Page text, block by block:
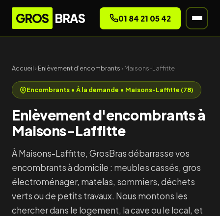
GROS BRAS 01 84 21 05 42
Accueil› Enlèvement d'encombrants› Maisons-Laffitte
Encombrants • À la demande • Maisons-Laffitte (78)
Enlèvement d'encombrants à
Maisons-Laffitte
À Maisons-Laffitte, GrosBras débarrasse vos
encombrants à domicile : meubles cassés, gros
électroménager, matelas, sommiers, déchets
verts ou de petits travaux. Nous montons les
chercher dans le logement, la cave ou le local, et